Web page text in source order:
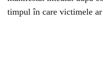
timpul în care victimele